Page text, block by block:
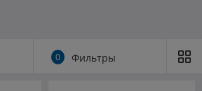
0 Фильтры